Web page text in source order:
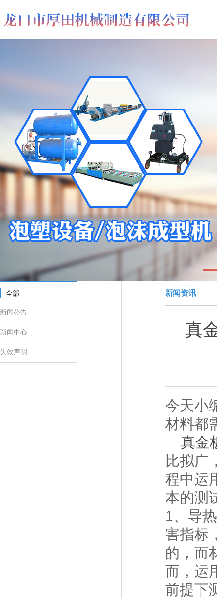
全部
新闻公告
新闻中心
失效声明
新闻资讯
真
今天小
材料都
真金
比拟广
程中运
本的测
1、导
害指标
的，而
而，运
前提下